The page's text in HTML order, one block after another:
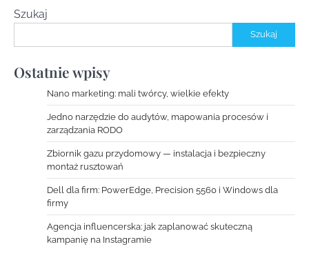
Szukaj
Szukaj
Ostatnie wpisy
Nano marketing: mali twórcy, wielkie efekty
Jedno narzędzie do audytów, mapowania procesów i
zarządzania RODO
Zbiornik gazu przydomowy — instalacja i bezpieczny
montaż rusztowań
Dell dla firm: PowerEdge, Precision 5560 i Windows dla
firmy
Agencja influencerska: jak zaplanować skuteczną
kampanię na Instagramie